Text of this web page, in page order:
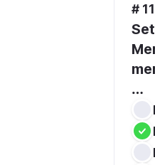
# 11
…